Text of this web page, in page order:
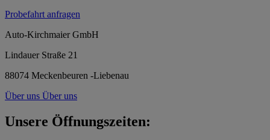
Probefahrt anfragen
Auto-Kirchmaier GmbH
Lindauer Straße 21
88074 Meckenbeuren -Liebenau
Über uns Über uns
Unsere Öffnungszeiten: